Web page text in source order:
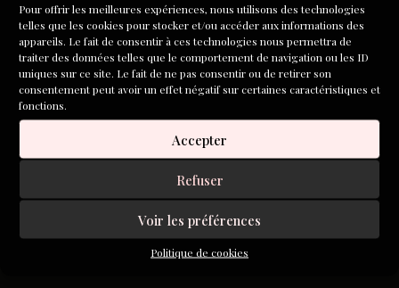
Pour offrir les meilleures expériences, nous utilisons des technologies
telles que les cookies pour stocker et/ou accéder aux informations des
appareils. Le fait de consentir à ces technologies nous permettra de
traiter des données telles que le comportement de navigation ou les ID
uniques sur ce site. Le fait de ne pas consentir ou de retirer son
consentement peut avoir un effet négatif sur certaines caractéristiques et
fonctions.
Accepter
Refuser
Voir les préférences
Politique de cookies
Pendant la semaine de stage, j’ai ressenti un tel bien être
intérieur à chaque fois qu’il fallait raconter une histoire,
j’ai ressenti aussi beaucoup d’émotion chez les participants
lorsque je lisais ce que j’avais imaginé, que cela m’a donné
confiance en ma capacité d’émouvoir et d’intéresser le
public.